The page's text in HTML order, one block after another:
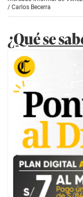
/ Carlos Becerra
¿Qué se